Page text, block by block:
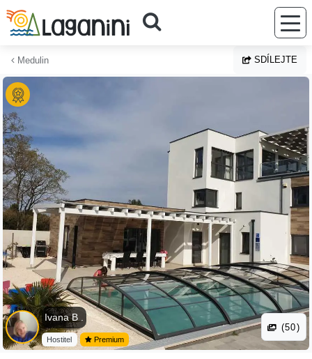
Přejít na hlavní obsah
Medulin SDÍLEJTE
Ivana B .
Hostitel Premium
(50)